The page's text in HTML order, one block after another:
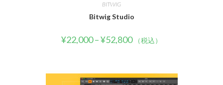
BITWIG
Bitwig Studio
¥22,000–¥52,800 （税込）